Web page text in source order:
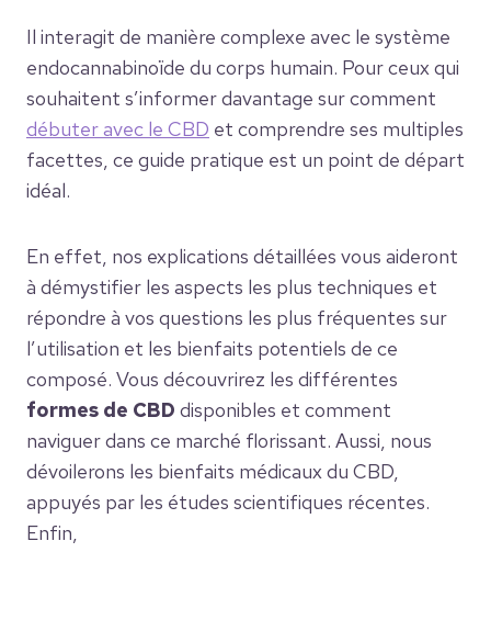
Il interagit de manière complexe avec le système
endocannabinoïde du corps humain. Pour ceux qui
souhaitent s’informer davantage sur comment
débuter avec le CBD et comprendre ses multiples
facettes, ce guide pratique est un point de départ
idéal.
En effet, nos explications détaillées vous aideront
à démystifier les aspects les plus techniques et
répondre à vos questions les plus fréquentes sur
l’utilisation et les bienfaits potentiels de ce
composé. Vous découvrirez les différentes
formes de CBD disponibles et comment
naviguer dans ce marché florissant. Aussi, nous
dévoilerons les bienfaits médicaux du CBD,
appuyés par les études scientifiques récentes.
Enfin,